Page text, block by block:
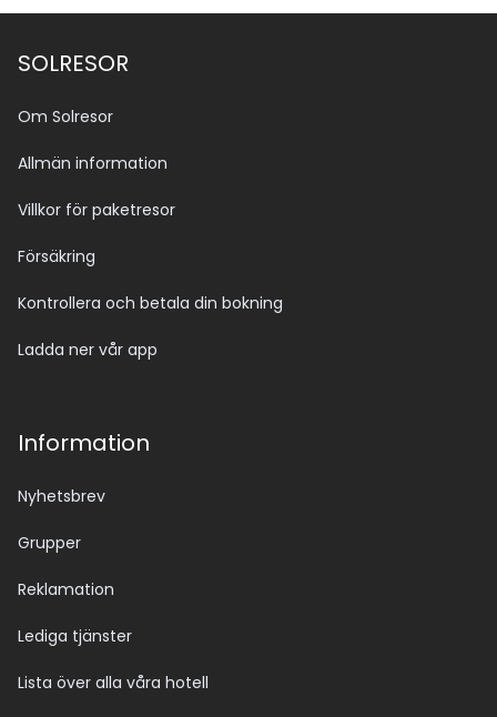
SOLRESOR
Om Solresor
Allmän information
Villkor för paketresor
Försäkring
Kontrollera och betala din bokning
Ladda ner vår app
Information
Nyhetsbrev
Grupper
Reklamation
Lediga tjänster
Lista över alla våra hotell